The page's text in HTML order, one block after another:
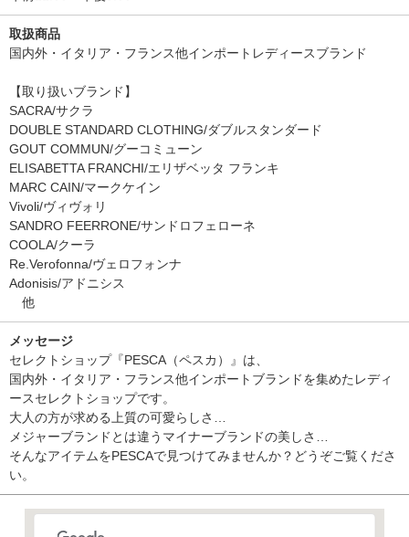
取扱商品
国内外・イタリア・フランス他インポートレディースブランド
【取り扱いブランド】
SACRA/サクラ
DOUBLE STANDARD CLOTHING/ダブルスタンダード
GOUT COMMUN/グーコミューン
ELISABETTA FRANCHI/エリザベッタ フランキ
MARC CAIN/マークケイン
Vivoli/ヴィヴォリ
SANDRO FEERRONE/サンドロフェローネ
COOLA/クーラ
Re.Verofonna/ヴェロフォンナ
Adonisis/アドニシス
他
メッセージ
セレクトショップ『PESCA（ペスカ）』は、
国内外・イタリア・フランス他インポートブランドを集めたレディ
ースセレクトショップです。
大人の方が求める上質の可愛らしさ…
メジャーブランドとは違うマイナーブランドの美しさ…
そんなアイテムをPESCAで見つけてみませんか？どうぞご覧くださ
い。